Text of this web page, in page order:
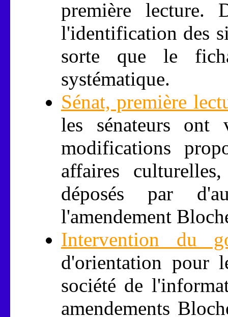
première lecture.
l'identification des
sorte que le
systématique.
Sénat, première
les sénateurs
modifications
affaires
déposés par
l'amendement
Intervention du
d'orientation
société de
amendements